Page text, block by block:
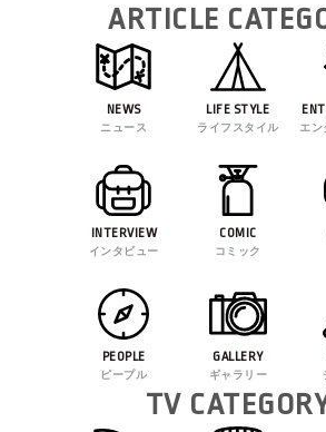
ARTICLE
NEWS
ニュース
LIFE STYLE
ライフスタイル エン
INTERVIEW
インタビュー
COMIC
コミック
PEOPLE
ピープル
GALLERY
ギャラリー
TV